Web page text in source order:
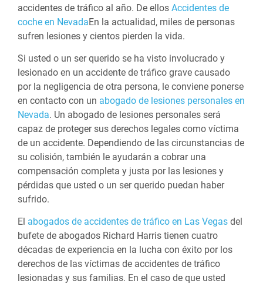
accidentes de tráfico al año. De ellos Accidentes de
coche en NevadaEn la actualidad, miles de personas
sufren lesiones y cientos pierden la vida.
Si usted o un ser querido se ha visto involucrado y
lesionado en un accidente de tráfico grave causado
por la negligencia de otra persona, le conviene ponerse
en contacto con un abogado de lesiones personales en
Nevada. Un abogado de lesiones personales será
capaz de proteger sus derechos legales como víctima
de un accidente. Dependiendo de las circunstancias de
su colisión, también le ayudarán a cobrar una
compensación completa y justa por las lesiones y
pérdidas que usted o un ser querido puedan haber
sufrido.
El abogados de accidentes de tráfico en Las Vegas del
bufete de abogados Richard Harris tienen cuatro
décadas de experiencia en la lucha con éxito por los
derechos de las víctimas de accidentes de tráfico
lesionadas y sus familias. En el caso de que usted